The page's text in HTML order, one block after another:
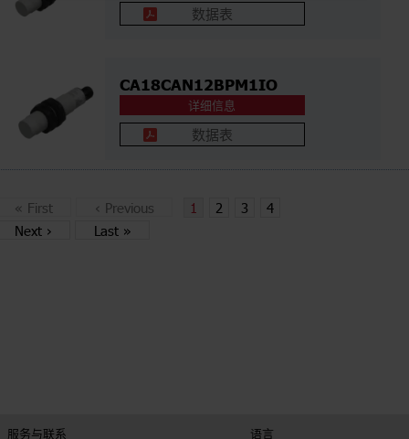
数据表
CA18CAN12BPM1IO
详细信息
数据表
« First ‹ Previous 1 2 3
4
Next › Last »
服务与联系 语言